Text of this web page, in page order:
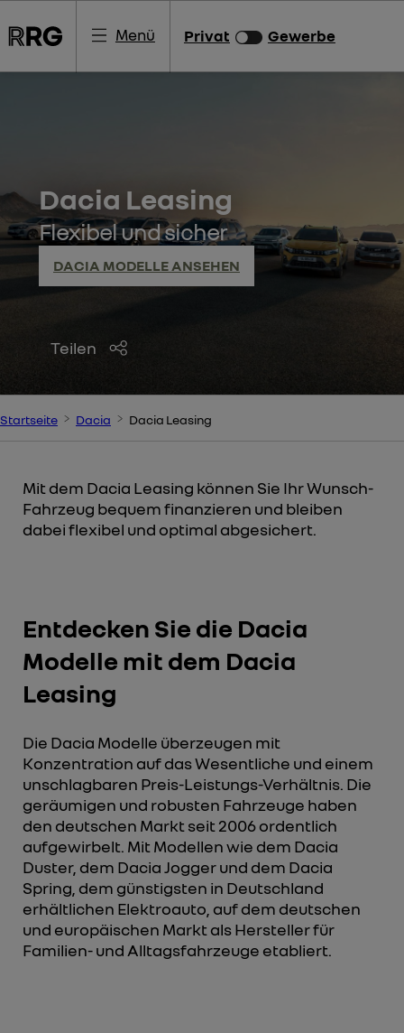
Menü Privat Gewerbe
Dacia Leasing
Flexibel und sicher
DACIA MODELLE ANSEHEN
Teilen
Startseite Dacia Dacia Leasing
Mit dem Dacia Leasing können Sie Ihr Wunsch-
Fahrzeug bequem finanzieren und bleiben
dabei flexibel und optimal abgesichert.
Entdecken Sie die Dacia
Modelle mit dem Dacia
Leasing
Die Dacia Modelle überzeugen mit
Konzentration auf das Wesentliche und einem
unschlagbaren Preis-Leistungs-Verhältnis. Die
geräumigen und robusten Fahrzeuge haben
den deutschen Markt seit 2006 ordentlich
aufgewirbelt. Mit Modellen wie dem Dacia
Duster, dem Dacia Jogger und dem Dacia
Spring, dem günstigsten in Deutschland
erhältlichen Elektroauto, auf dem deutschen
und europäischen Markt als Hersteller für
Familien- und Alltagsfahrzeuge etabliert.